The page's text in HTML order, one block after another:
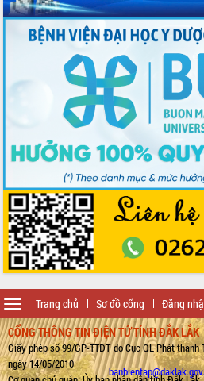
Trang chủ Sơ đồ cổng Đăng
Toggle
navigation
CỔNG THÔNG TIN ĐIỆN TỬ TỈNH ĐẮK LẮK
Giấy phép số 99/GP-TTĐT do Cục QL Phát
ngày 14/05/2010